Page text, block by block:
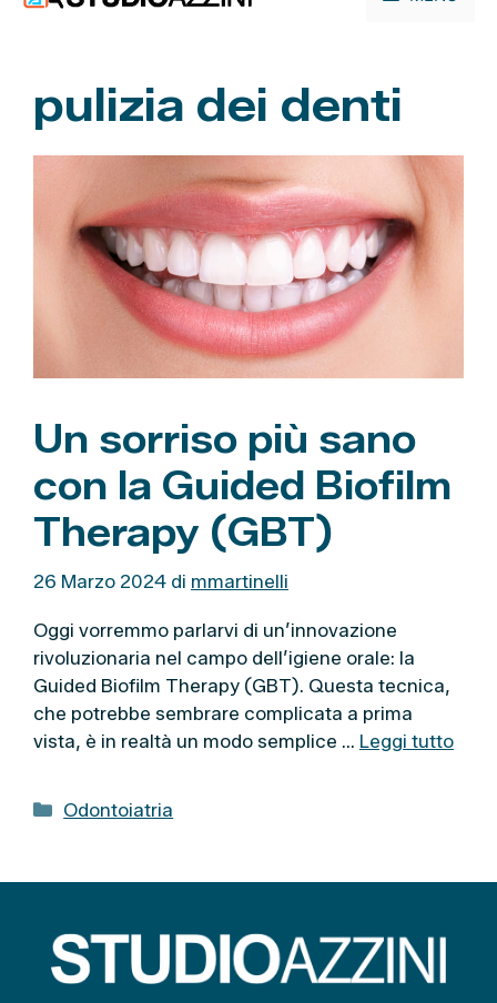
contenuto
pulizia dei denti
Un sorriso più sano
con la Guided Biofilm
Therapy (GBT)
26 Marzo 2024 di mmartinelli
Oggi vorremmo parlarvi di un’innovazione
rivoluzionaria nel campo dell’igiene orale: la
Guided Biofilm Therapy (GBT). Questa tecnica,
che potrebbe sembrare complicata a prima
vista, è in realtà un modo semplice … Leggi tutto
C
e
o
r
Odontoiatria